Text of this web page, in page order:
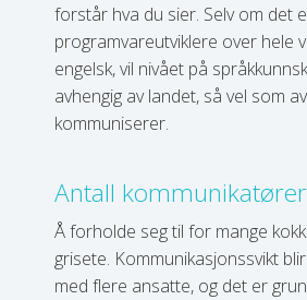
forstår hva du sier. Selv om det
programvareutviklere over hele
engelsk, vil nivået på
avhengig av landet, så vel som
kommuniserer.
Antall kommunikatører
Å forholde seg til for mange
grisete. Kommunikasjonssvikt
med flere ansatte, og det er